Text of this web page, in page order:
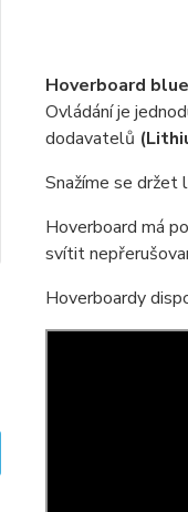
Hoverboard
Ovládání je
dodavatelů
Snažíme se držet
Hoverboard má
svítit
Hoverboardy